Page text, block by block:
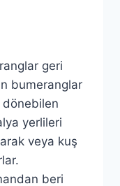
geri
bumeranglar
dönebilen
yerlileri
veya kuş
beri